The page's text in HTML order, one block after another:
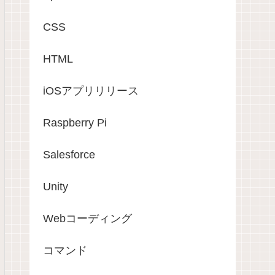
CSS
HTML
iOSアプリリリース
Raspberry Pi
Salesforce
Unity
Webコーディング
コマンド